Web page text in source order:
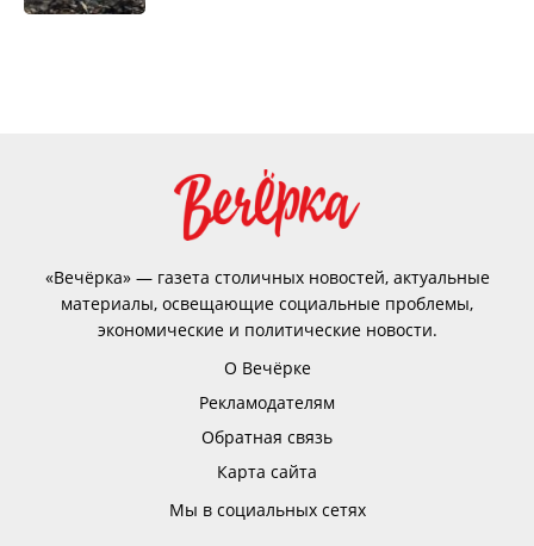
«Вечёрка» — газета столичных новостей, актуальные
материалы, освещающие социальные проблемы,
экономические и политические новости.
О Вечёрке
Рекламодателям
Обратная связь
Карта сайта
Мы в социальных сетях